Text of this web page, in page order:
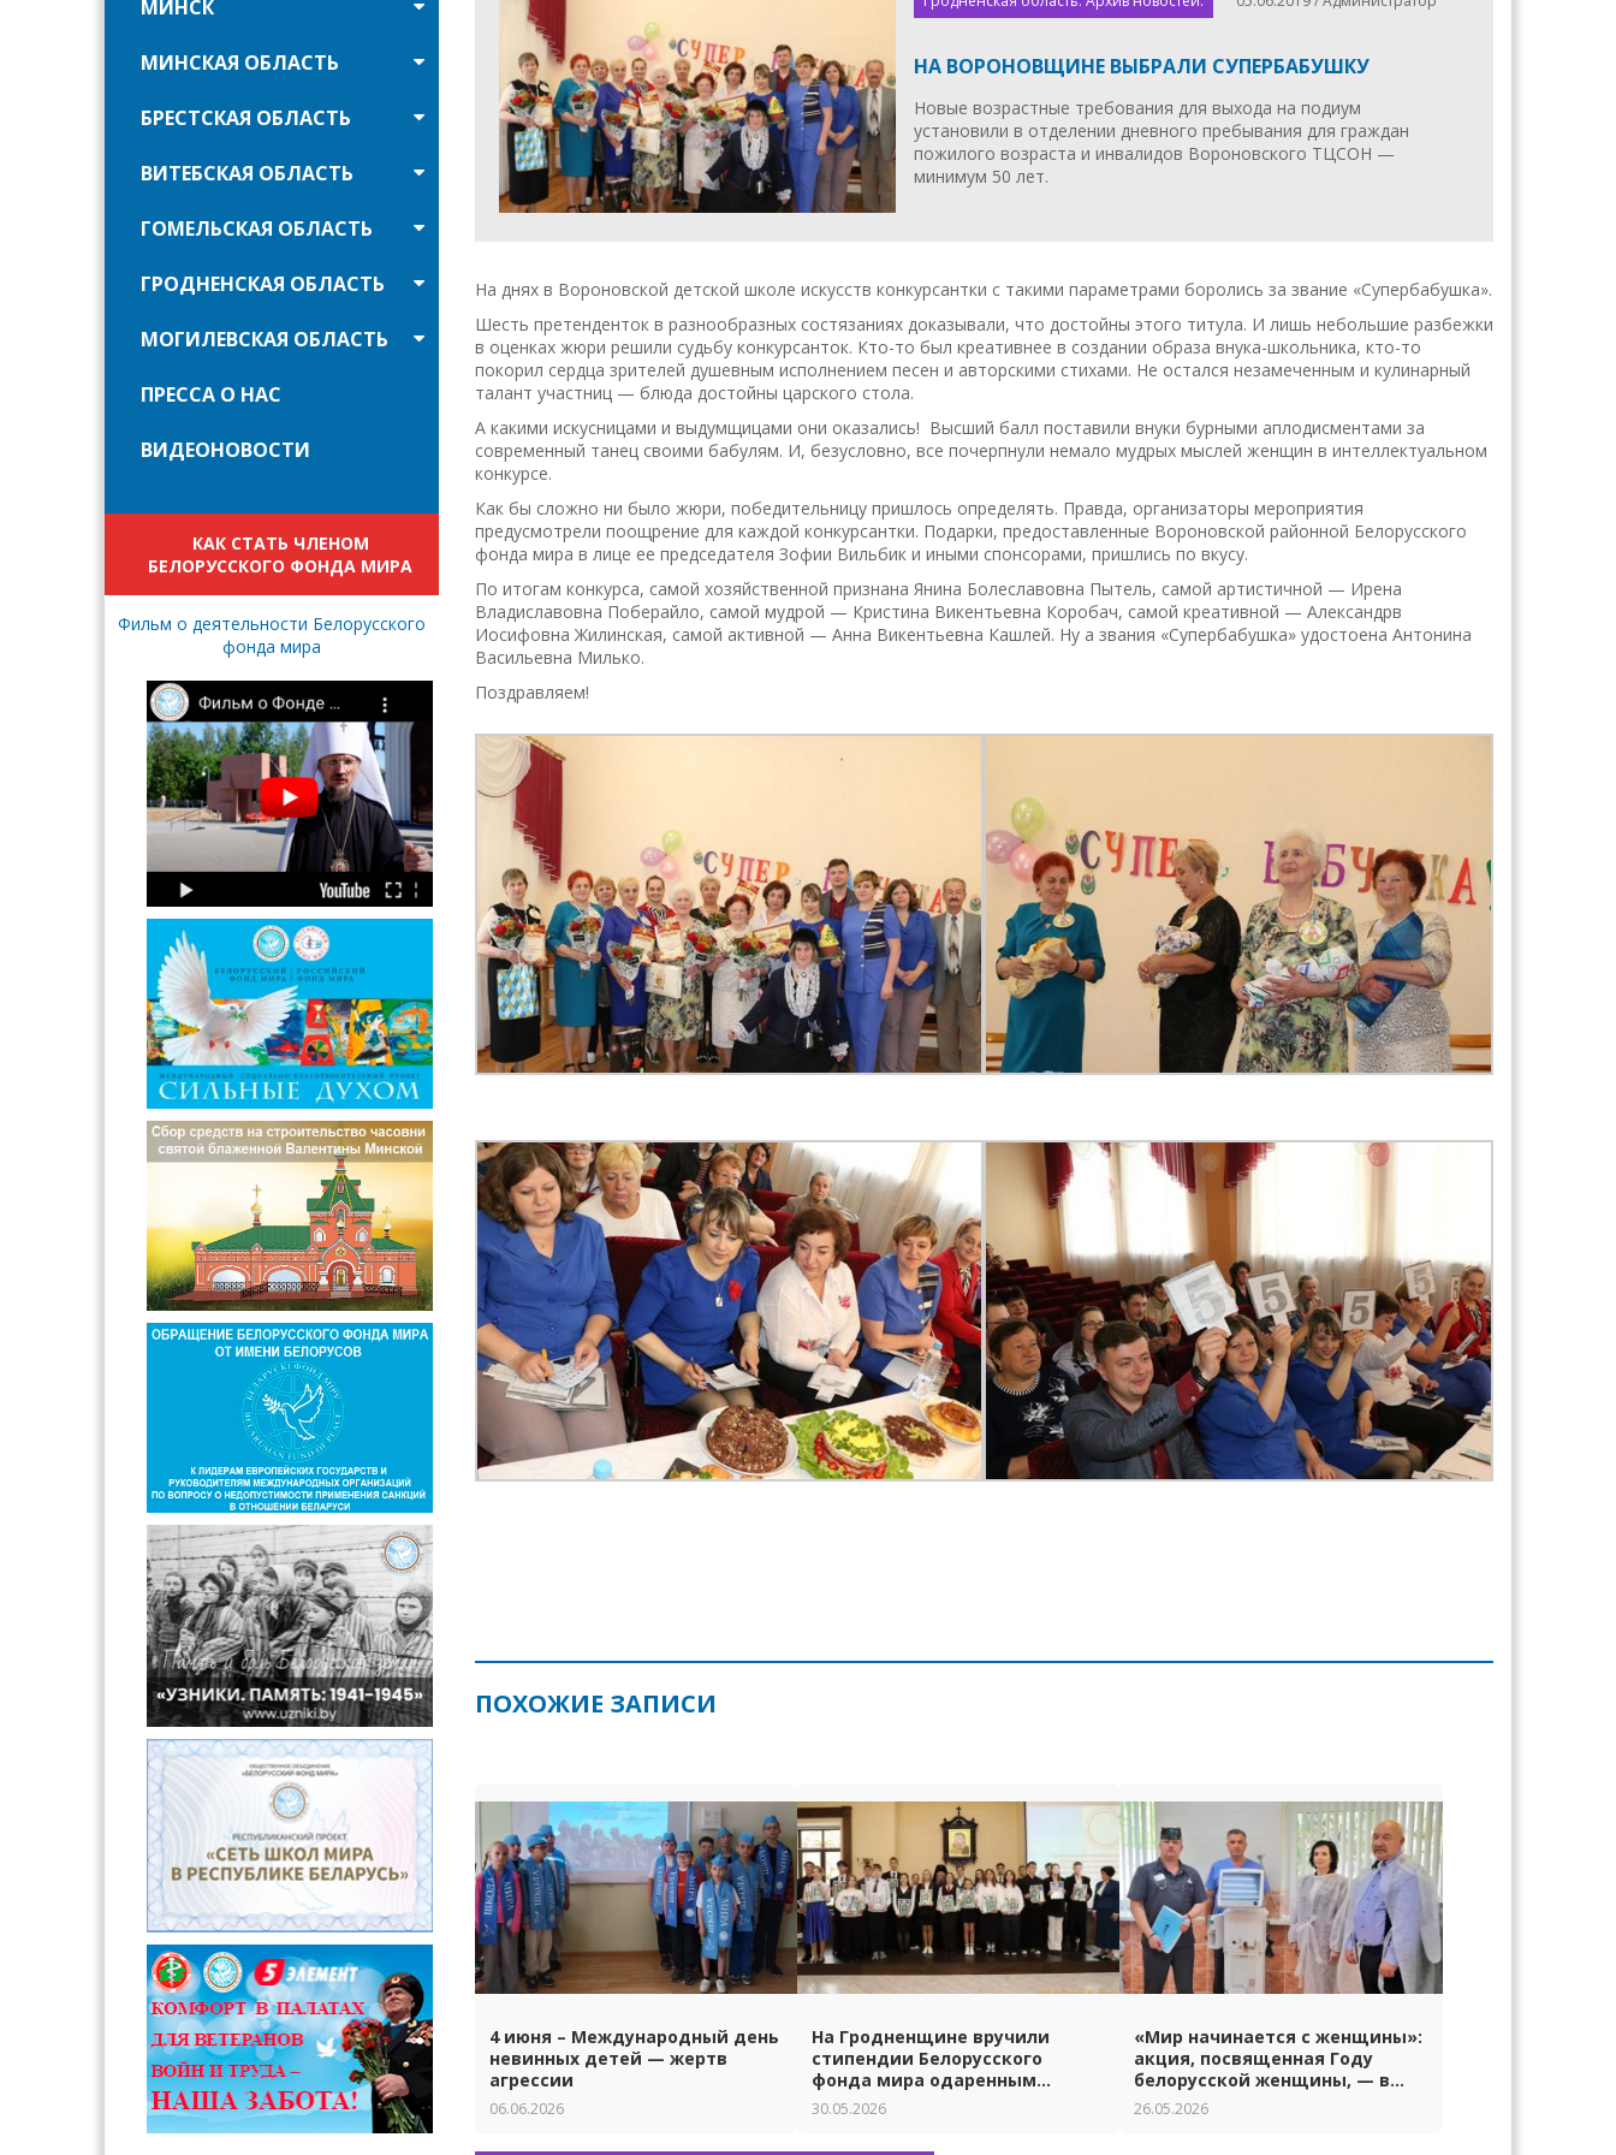
МИНСК
МИНСКАЯ ОБЛАСТЬ
БРЕСТСКАЯ ОБЛАСТЬ
ВИТЕБСКАЯ ОБЛАСТЬ
ГОМЕЛЬСКАЯ ОБЛАСТЬ
ГРОДНЕНСКАЯ ОБЛАСТЬ
МОГИЛЕВСКАЯ ОБЛАСТЬ
ПРЕССА О НАС
ВИДЕОНОВОСТИ
КАК СТАТЬ ЧЛЕНОМ
БЕЛОРУССКОГО ФОНДА МИРА
Фильм о деятельности Белорусского
фонда мира
НА ВОРОНОВЩИНЕ ВЫБРАЛИ СУПЕРБАБУШКУ
Новые возрастные требования для выхода на подиум
установили в отделении дневного пребывания для граждан
пожилого возраста и инвалидов Вороновского ТЦСОН —
минимум 50 лет.
На днях в Вороновской детской школе искусств конкурсантки с такими параметрами боролись за звание «Супербабушка».
Шесть претенденток в разнообразных состязаниях доказывали, что достойны этого титула. И лишь небольшие разбежки
в оценках жюри решили судьбу конкурсанток. Кто-то был креативнее в создании образа внука-школьника, кто-то
покорил сердца зрителей душевным исполнением песен и авторскими стихами. Не остался незамеченным и кулинарный
талант участниц — блюда достойны царского стола.
А какими искусницами и выдумщицами они оказались! Высший балл поставили внуки бурными аплодисментами за
современный танец своими бабулям. И, безусловно, все почерпнули немало мудрых мыслей женщин в интеллектуальном
конкурсе.
Как бы сложно ни было жюри, победительницу пришлось определять. Правда, организаторы мероприятия
предусмотрели поощрение для каждой конкурсантки. Подарки, предоставленные Вороновской районной Белорусского
фонда мира в лице ее председателя Зофии Вильбик и иными спонсорами, пришлись по вкусу.
По итогам конкурса, самой хозяйственной признана Янина Болеславовна Пытель, самой артистичной — Ирена
Владиславовна Поберайло, самой мудрой — Кристина Викентьевна Коробач, самой креативной — Александрв
Иосифовна Жилинская, самой активной — Анна Викентьевна Кашлей. Ну а звания «Супербабушка» удостоена Антонина
Васильевна Милько.
Поздравляем!
ПОХОЖИЕ ЗАПИСИ
4 июня – Международный день
невинных детей — жертв
агрессии
06.06.2026
На Гродненщине вручили
стипендии Белорусского
фонда мира одаренным
ученикам и студентам.
30.05.2026
«Мир начинается с женщины»:
акция, посвященная Году
белорусской женщины, — в
Гродно
26.05.2026